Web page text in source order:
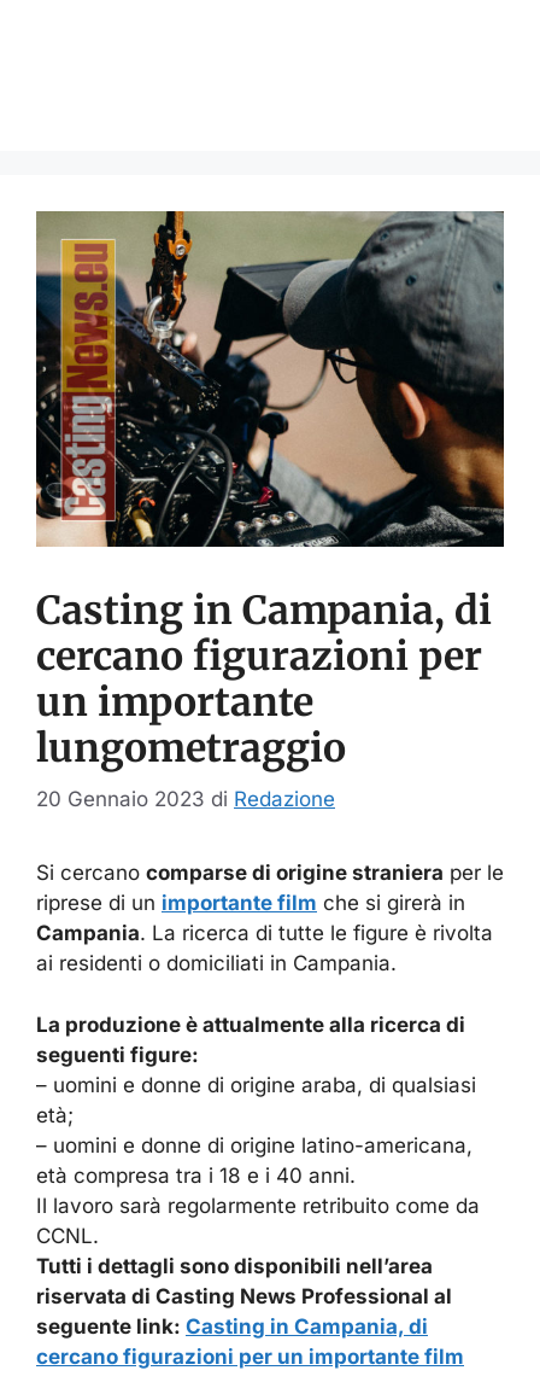
Casting in Campania, di
cercano figurazioni per
un importante
lungometraggio
20 Gennaio 2023 di Redazione
Si cercano comparse di origine straniera per le
riprese di un importante film che si girerà in
Campania. La ricerca di tutte le figure è rivolta
ai residenti o domiciliati in Campania.
La produzione è attualmente alla ricerca di
seguenti figure:
– uomini e donne di origine araba, di qualsiasi
età;
– uomini e donne di origine latino-americana,
età compresa tra i 18 e i 40 anni.
Il lavoro sarà regolarmente retribuito come da
CCNL.
Tutti i dettagli sono disponibili nell’area
riservata di Casting News Professional al
seguente link: Casting in Campania, di
cercano figurazioni per un importante film